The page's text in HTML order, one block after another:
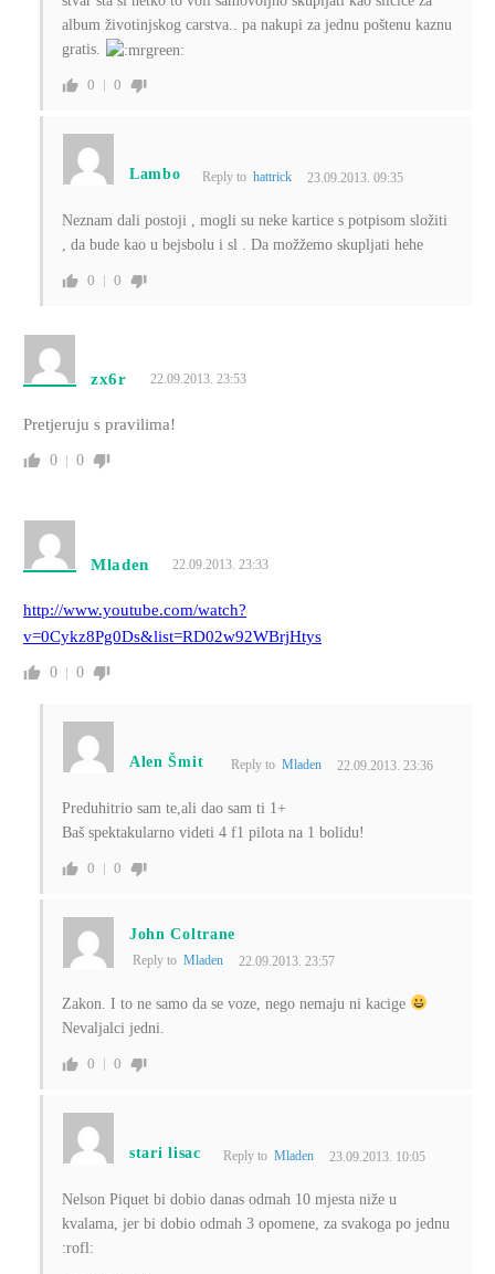
album životinjskog carstva.. pa nakupi za jednu poštenu kaznu
gratis.
0 0
Lambo Reply tohattrick 23.09.2013. 09:35
Neznam dali postoji , mogli su neke kartice s potpisom složiti
, da bude kao u bejsbolu i sl . Da možžemo skupljati hehe
0 0
zx6r 22.09.2013. 23:53
Pretjeruju s pravilima!
0 0
Mladen 22.09.2013. 23:33
http://www.youtube.com/watch?
v=0Cykz8Pg0Ds&list=RD02w92WBrjHtys
0 0
Alen Šmit Reply toMladen 22.09.2013. 23:36
Preduhitrio sam te,ali dao sam ti 1+
Baš spektakularno videti 4 f1 pilota na 1 bolidu!
0 0
John Coltrane
Reply to Mladen 22.09.2013. 23:57
Zakon. I to ne samo da se voze, nego nemaju ni kacige
Nevaljalci jedni.
0 0
stari lisac Reply to Mladen 23.09.2013. 10:05
Nelson Piquet bi dobio danas odmah 10 mjesta niže u
kvalama, jer bi dobio odmah 3 opomene, za svakoga po jednu
:rofl: